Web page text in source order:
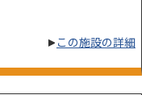
この施設の詳細